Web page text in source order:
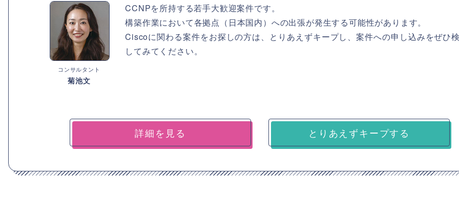
コンサルタント
菊池文
CCNPを所持する若手大歓迎案件です。
構築作業において各拠点（日本国内）への出張が発生する可能性があります。
Ciscoに関わる案件をお探しの方は、とりあえずキープし、案件への申し込みをぜひ
してみてください。
詳細を見る とりあえずキープする